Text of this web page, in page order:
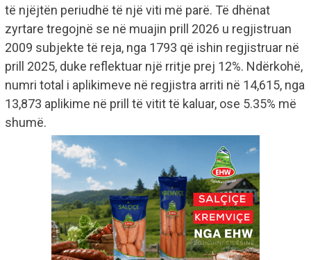
të njëjtën periudhë të një viti më parë. Të dhënat
zyrtare tregojnë se në muajin prill 2026 u regjistruan
2009 subjekte të reja, nga 1793 që ishin regjistruar në
prill 2025, duke reflektuar një rritje prej 12%. Ndërkohë,
numri total i aplikimeve në regjistra arriti në 14,615, nga
13,873 aplikime në prill të vitit të kaluar, ose 5.35% më
shumë.